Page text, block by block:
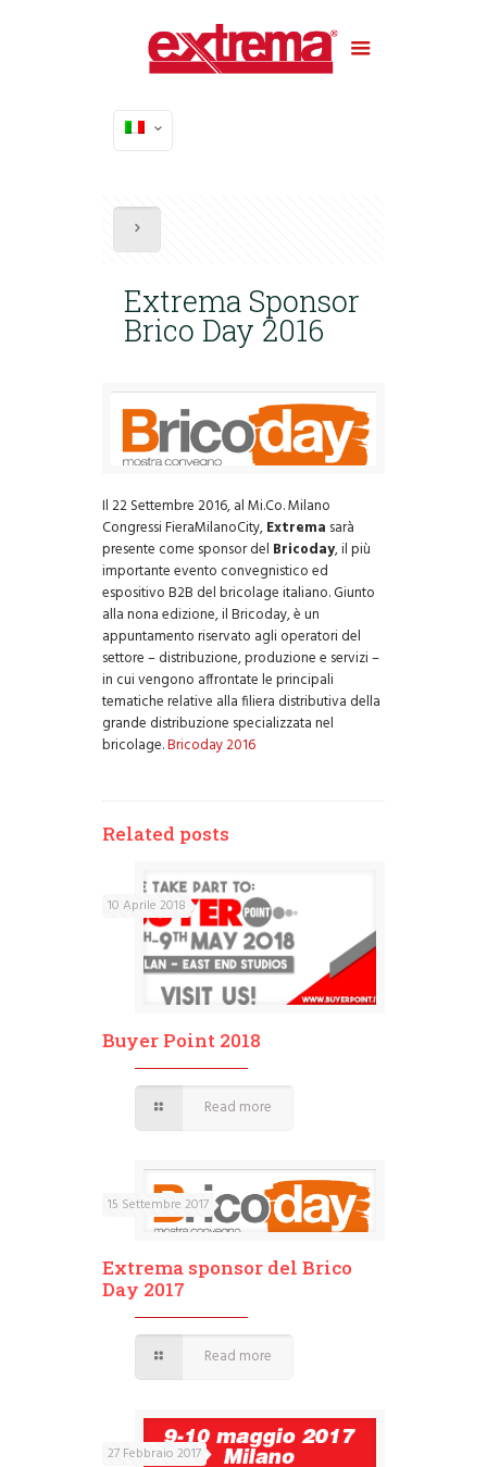
Extrema Sponsor
Brico Day 2016
Il 22 Settembre 2016, al Mi.Co. Milano
Congressi FieraMilanoCity,Extrema sarà
presente come sponsor del Bricoday, il più
importante evento convegnistico ed
espositivo B2B del bricolage italiano. Giunto
alla nona edizione, il Bricoday, è un
appuntamento riservato agli operatori del
settore – distribuzione, produzione e servizi –
in cui vengono affrontate le principali
tematiche relative alla filiera distributiva della
grande distribuzione specializzata nel
bricolage.Bricoday 2016
Related posts
10 Aprile 2018
Buyer Point 2018
Read more
15 Settembre 2017
Extrema sponsor del Brico
Day 2017
Read more
27 Febbraio 2017